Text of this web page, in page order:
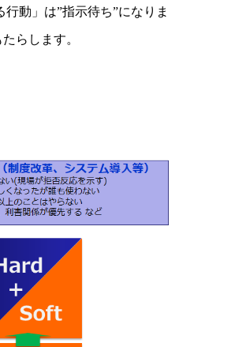
動」は”指示待ち”になりま
らします。